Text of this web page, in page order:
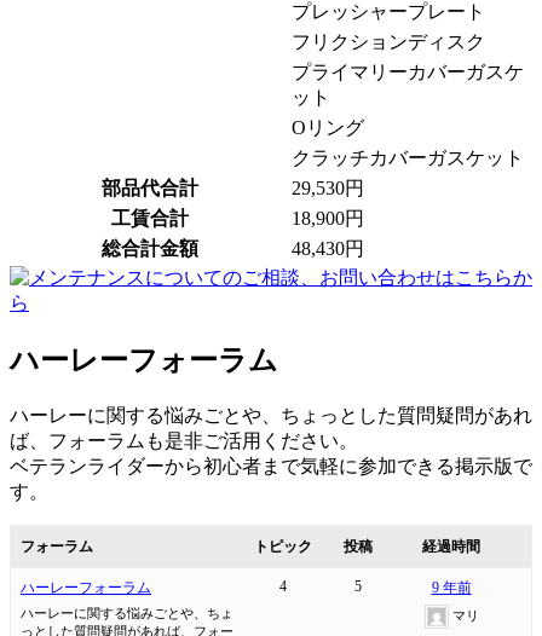
プレッシャープレート
フリクションディスク
プライマリーカバーガスケ
ット
Oリング
クラッチカバーガスケット
部品代合計
29,530円
工賃合計
18,900円
総合計金額
48,430円
ハーレーフォーラム
ハーレーに関する悩みごとや、ちょっとした質問疑問があれ
ば、フォーラムも是非ご活用ください。
ベテランライダーから初心者まで気軽に参加できる掲示版で
す。
フォーラム トピック 投稿 経過時間
ハーレーフォーラム
ハーレーに関する悩みごとや、ちょ
っとした質問疑問があれば、フォー
4 5 9 年前
マリ